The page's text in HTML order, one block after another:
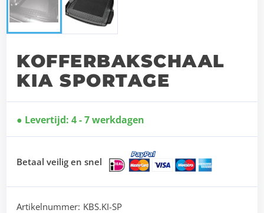
KOFFERBAKSCHAAL
KIA SPORTAGE
Levertijd: 4 - 7 werkdagen
Betaal veilig en snel
Artikelnummer: KBS.KI-SP